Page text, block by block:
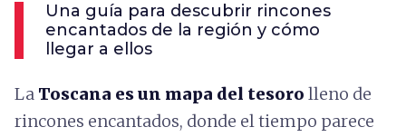
Una guía para descubrir rincones
encantados de la región y cómo
llegar a ellos
La Toscana es un mapa del tesoro lleno de
rincones encantados, donde el tiempo parece